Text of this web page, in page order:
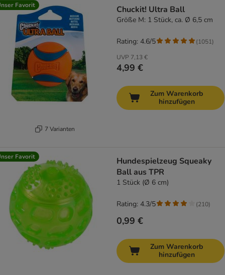
Favorit
7 Varianten
Chuckit! Ultra Ball
Größe M: 1 Stück, ca. Ø 6,5 cm
UVP 7,13 €
4,99 €
Rating: 4.6/5 (1051)
Zum Warenkorb
hinzufügen
Favorit
Hundespielzeug Squeaky
Ball aus TPR
1 Stück (Ø 6 cm)
0,99 €
Rating: 4.3/5 (210)
Zum Warenkorb
hinzufügen